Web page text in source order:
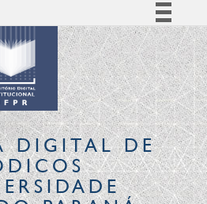
Simplifique!
Comunica BR
Participe
Acesso à informação
Legislação
Canais
DIGITALDE